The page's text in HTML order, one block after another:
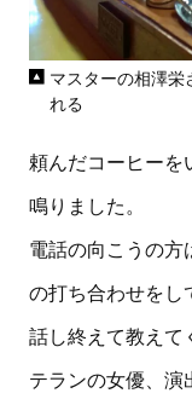
マスターの相澤栄
れる
頼んだコーヒーを
鳴りました。
電話の向こうの方
の打ち合わせをし
話し終えて教えて
テランの女優、演